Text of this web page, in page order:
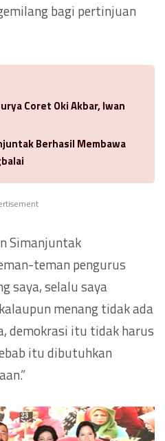
bagi pertinjuan
Coret Oki Akbar, Iwan
Berhasil Membawa
Simanjuntak
teman pengurus
saya, selalu saya
menang tidak ada
demokrasi itu tidak harus
itu dibutuhkan